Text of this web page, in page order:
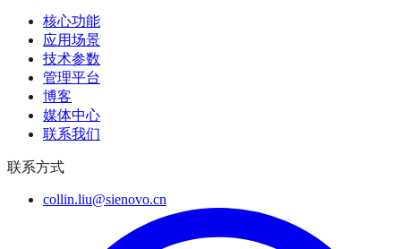
核心功能
应用场景
技术参数
管理平台
博客
媒体中心
联系我们
联系方式
collin.liu@sienovo.cn